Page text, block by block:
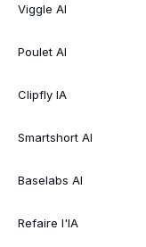
Viggle AI
Poulet AI
Clipfly IA
Smartshort AI
Baselabs AI
Refaire l'IA